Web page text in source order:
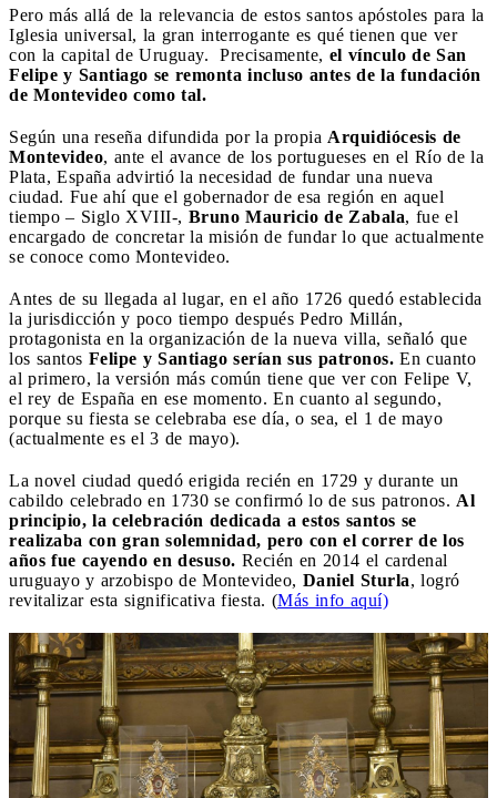
Pero más allá de la relevancia de estos santos apóstoles para la
Iglesia universal, la gran interrogante es qué tienen que ver
con la capital de Uruguay. Precisamente, el vínculo de San
Felipe y Santiago se remonta incluso antes de la fundación
de Montevideo como tal.
Según una reseña difundida por la propia Arquidiócesis de
Montevideo, ante el avance de los portugueses en el Río de la
Plata, España advirtió la necesidad de fundar una nueva
ciudad. Fue ahí que el gobernador de esa región en aquel
tiempo – Siglo XVIII-, Bruno Mauricio de Zabala, fue el
encargado de concretar la misión de fundar lo que actualmente
se conoce como Montevideo.
Antes de su llegada al lugar, en el año 1726 quedó establecida
la jurisdicción y poco tiempo después Pedro Millán,
protagonista en la organización de la nueva villa, señaló que
los santos Felipe y Santiago serían sus patronos. En cuanto
al primero, la versión más común tiene que ver con Felipe V,
el rey de España en ese momento. En cuanto al segundo,
porque su fiesta se celebraba ese día, o sea, el 1 de mayo
(actualmente es el 3 de mayo).
La novel ciudad quedó erigida recién en 1729 y durante un
cabildo celebrado en 1730 se confirmó lo de sus patronos. Al
principio, la celebración dedicada a estos santos se
realizaba con gran solemnidad, pero con el correr de los
años fue cayendo en desuso. Recién en 2014 el cardenal
uruguayo y arzobispo de Montevideo, Daniel Sturla, logró
revitalizar esta significativa fiesta. (Más info aquí)